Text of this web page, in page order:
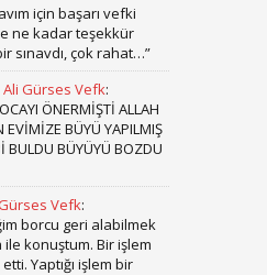
için başarı vefki
ne kadar teşekkür
sınavdı, çok rahat…”
Gürses Vefk:
ÖNERMİŞTİ ALLAH
BÜYÜ YAPILMIŞ
BULDU BÜYÜYÜ BOZDU
Vefk:
borcu geri alabilmek
konuştum. Bir işlem
Yaptığı işlem bir